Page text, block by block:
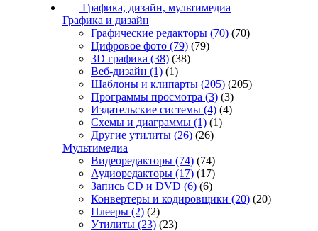
Графика, дизайн, мультимедиа
Графика и дизайн
Графические редакторы (70) (70)
Цифровое фото (79) (79)
3D графика (38) (38)
Веб-дизайн (1) (1)
Шаблоны и клипарты (205) (205)
Программы просмотра (3) (3)
Издательские системы (4) (4)
Схемы и диаграммы (1) (1)
Другие утилиты (26) (26)
Мультимедиа
Видеоредакторы (74) (74)
Аудиоредакторы (17) (17)
Запись CD и DVD (6) (6)
Конвертеры и кодировщики (20) (20)
Плееры (2) (2)
Утилиты (23) (23)